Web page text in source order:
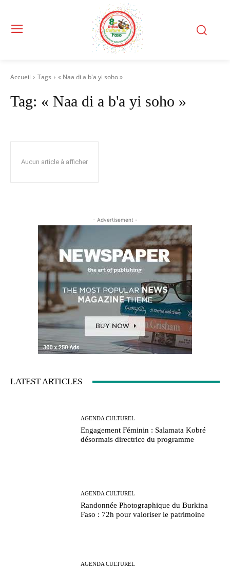
Accueil Tags « Naa di a b'a yi soho »
Tag: « Naa di a b'a yi soho »
Aucun article à afficher
- Advertisement -
LATEST ARTICLES
AGENDA CULTUREL
Engagement Féminin : Salamata Kobré
désormais directrice du programme
AGENDA CULTUREL
Randonnée Photographique du Burkina
Faso : 72h pour valoriser le patrimoine
AGENDA CULTUREL